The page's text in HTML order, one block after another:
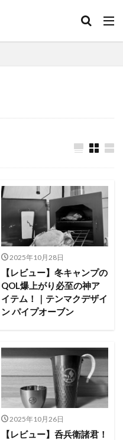
2025年10月28日
【レビュー】冬キャンプの
QOL爆上がり必至の神ア
イテム！｜テンマクデザイ
ン パイプオーブン
2025年10月26日
【レビュー】呑兵衛諸君！
ド
高原
KEEN
プ場
スキー
商品提供
龍の国オートキャンプ場
注意喚起
trip
キャンプグルメ
さゆりオートパーク
車検
ャンプ場